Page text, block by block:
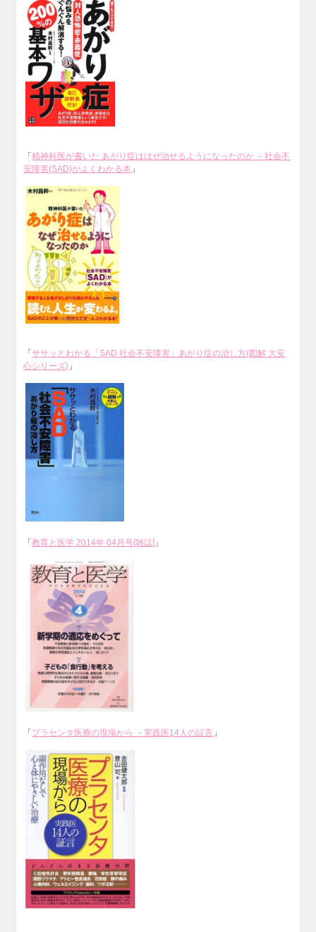
「精神科医が書いた あがり症ははぜ治せるようになったのか －社会不
安障害(SAD)がよくわかる本 」
「ササッとわかる「SAD 社会不安障害」あがり症の治し方(図解 大安
心シリーズ) 」
「教育と医学 2014年 04月号[雑誌] 」
「 プラセンタ医療の現場から －実践医14人の証言 」